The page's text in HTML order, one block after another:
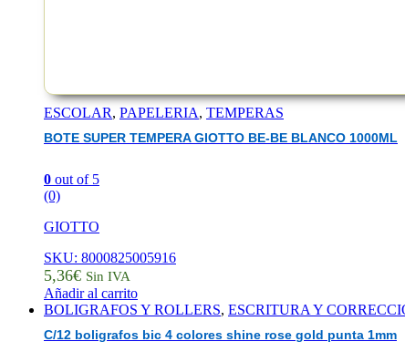
ESCOLAR, PAPELERIA, TEMPERAS
BOTE SUPER TEMPERA GIOTTO BE-BE BLANCO 1000ML
0 out of 5
(0)
GIOTTO
SKU: 8000825005916
5,36€ Sin IVA
Añadir al carrito
BOLIGRAFOS Y ROLLERS, ESCRITURA Y
C/12 boligrafos bic 4 colores shine rose gold punta 1mm